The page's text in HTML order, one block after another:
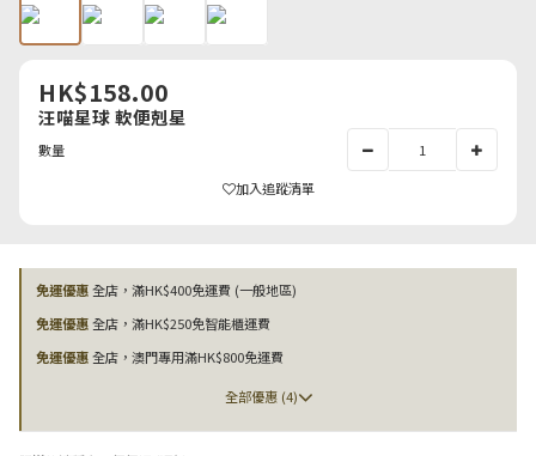
HK$158.00
汪喵星球 軟便剋星
數量
加入追蹤清單
免運優惠全店，滿HK$400免運費 (一般地區)
免運優惠全店，滿HK$250免智能櫃運費
免運優惠全店，澳門專用滿HK$800免運費
全部優惠 (4)